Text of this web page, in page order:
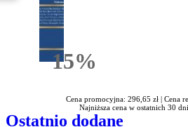
15%Rabatu
Cena promocyjna: 296,65 zł | Cena
Najniższa cena w ostatnich 30
Ostatnio dodane